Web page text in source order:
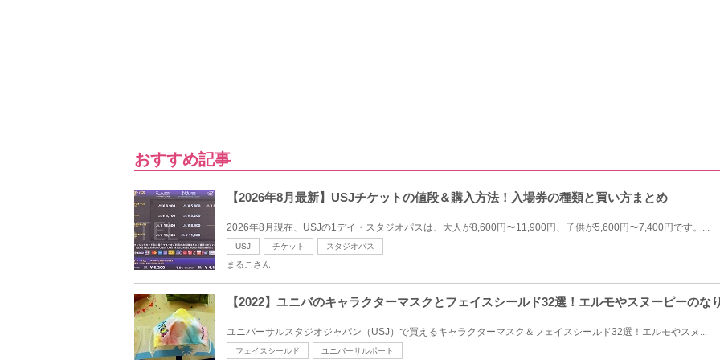
おすすめ記事
【2026年8月最新】USJチケットの値段＆購入方法！入場券の種類と買い方まとめ
2026年8月現在、USJの1デイ・スタジオパスは、大人が8,600円〜11,900円、子供が5,600円〜7,400円です。...
USJ チケット スタジオパス
まるこさん
【2022】ユニバのキャラクターマスクとフェイスシールド32選！エルモやスヌーピーのな
ユニバーサルスタジオジャパン（USJ）で買えるキャラクターマスク＆フェイスシールド32選！エルモやスヌ...
フェイスシールド ユニバーサルポート